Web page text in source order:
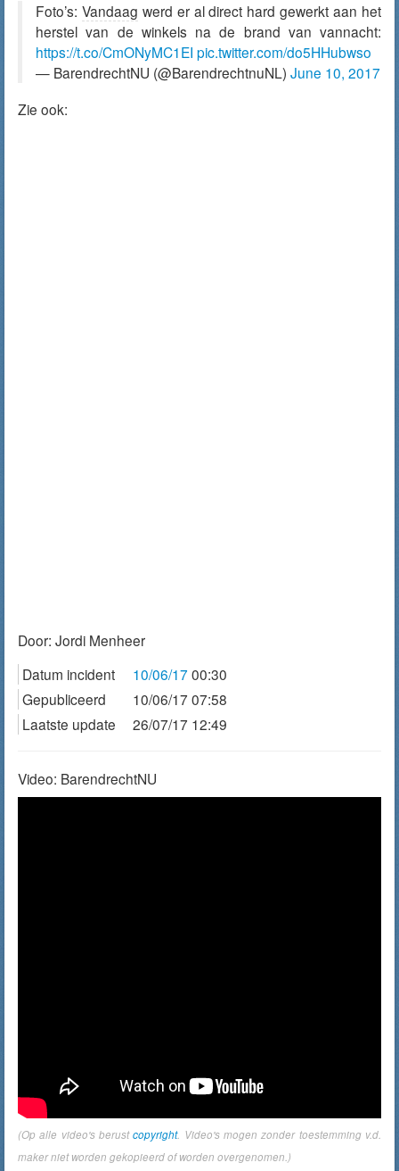
Foto’s: Vandaag werd er al direct hard gewerkt aan het
herstel van de winkels na de brand van vannacht:
https://t.co/CmONyMC1EI pic.twitter.com/do5HHubwso
— BarendrechtNU (@BarendrechtnuNL) June 10, 2017
Zie ook:
Door: Jordi Menheer
Datum incident
10/06/17 00:30
Gepubliceerd
10/06/17 07:58
Laatste update
26/07/17 12:49
Video: BarendrechtNU
(Op alle video's berustcopyright. Video's mogen zonder toestemming v.d.
maker niet worden gekopieerd of worden overgenomen.)